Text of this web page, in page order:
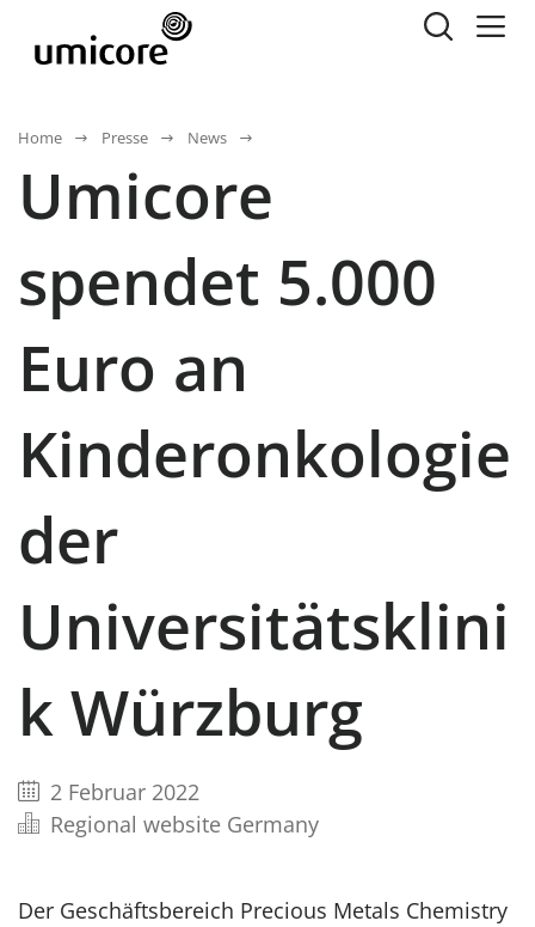
Home Presse News
Umicore
spendet 5.000
Euro an
Kinderonkologie
der
Universitätsklini
k Würzburg
2 Februar 2022
Regional website Germany
Der Geschäftsbereich Precious Metals Chemistry